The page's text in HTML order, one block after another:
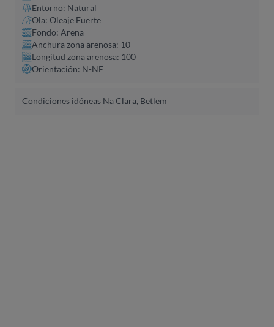
Entorno: Natural
Ola: Oleaje Fuerte
Fondo: Arena
Anchura zona arenosa: 10
Longitud zona arenosa: 100
Orientación: N-NE
Condiciones idóneas Na Clara, Betlem